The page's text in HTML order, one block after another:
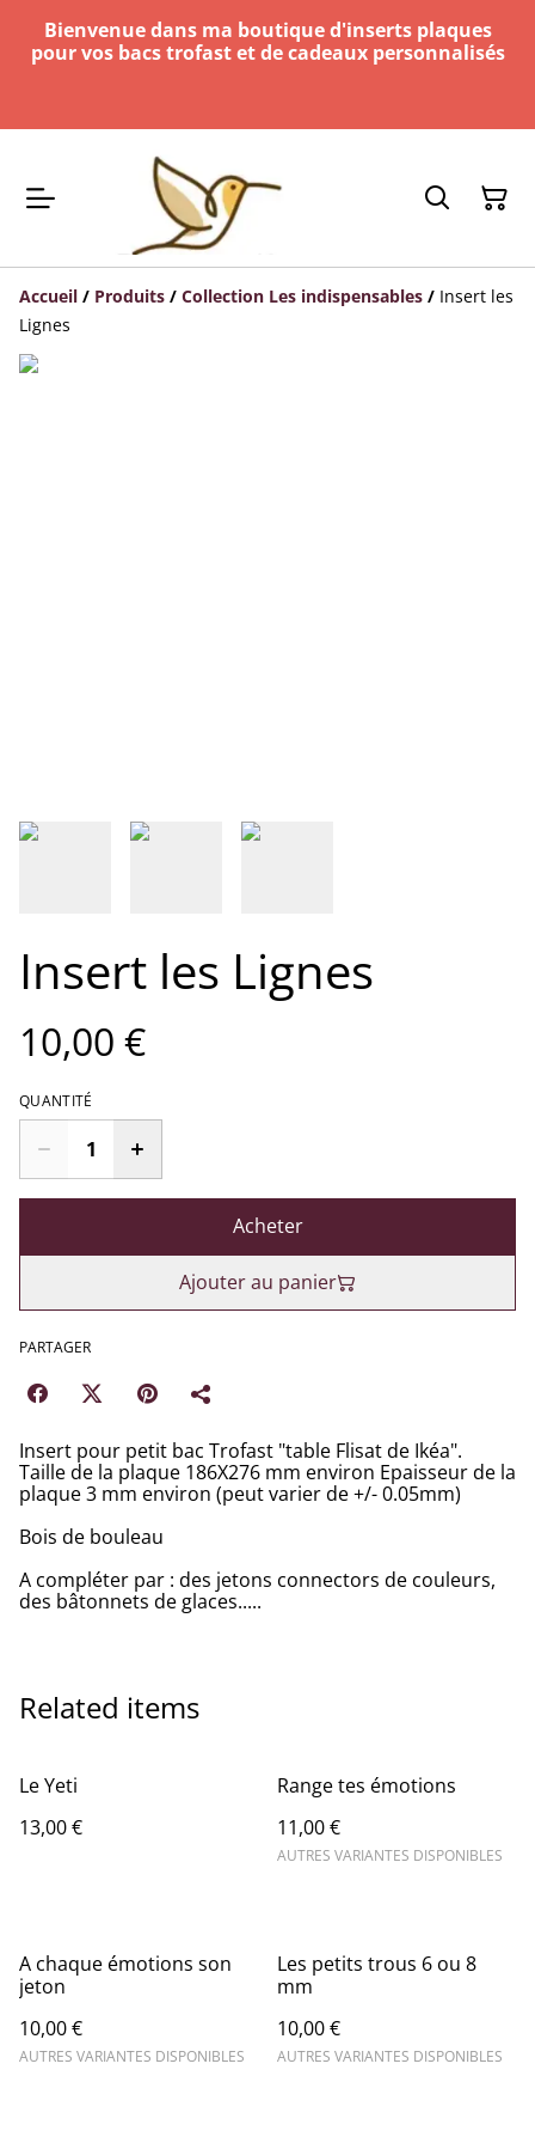
Bienvenue dans ma boutique d'inserts plaques
pour vos bacs trofast et de cadeaux personnalisés
Accueil / Produits / Collection Les indispensables / Insert les
Lignes
Insert les Lignes
10,00 €
QUANTITÉ
Acheter
Ajouter au panier
PARTAGER
Insert pour petit bac Trofast "table Flisat de Ikéa".
Taille de la plaque 186X276 mm environ Epaisseur de la
plaque 3 mm environ (peut varier de +/- 0.05mm)
Bois de bouleau
A compléter par : des jetons connectors de couleurs,
des bâtonnets de glaces.....
Related items
Le Yeti
13,00 €
Range tes émotions
11,00 €
AUTRES VARIANTES DISPONIBLES
A chaque émotions son
jeton
10,00 €
AUTRES VARIANTES DISPONIBLES
Les petits trous 6 ou 8
mm
10,00 €
AUTRES VARIANTES DISPONIBLES